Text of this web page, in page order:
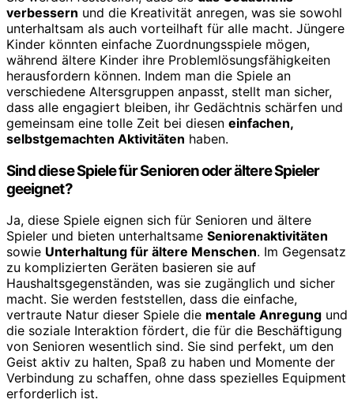
verbessern und die Kreativität anregen, was sie sowohl
unterhaltsam als auch vorteilhaft für alle macht. Jüngere
Kinder könnten einfache Zuordnungsspiele mögen,
während ältere Kinder ihre Problemlösungsfähigkeiten
herausfordern können. Indem man die Spiele an
verschiedene Altersgruppen anpasst, stellt man sicher,
dass alle engagiert bleiben, ihr Gedächtnis schärfen und
gemeinsam eine tolle Zeit bei diesen einfachen,
selbstgemachten Aktivitäten haben.
Sind diese Spiele für Senioren oder ältere Spieler
geeignet?
Ja, diese Spiele eignen sich für Senioren und ältere
Spieler und bieten unterhaltsame Seniorenaktivitäten
sowie Unterhaltung für ältere Menschen. Im Gegensatz
zu komplizierten Geräten basieren sie auf
Haushaltsgegenständen, was sie zugänglich und sicher
macht. Sie werden feststellen, dass die einfache,
vertraute Natur dieser Spiele die mentale Anregung und
die soziale Interaktion fördert, die für die Beschäftigung
von Senioren wesentlich sind. Sie sind perfekt, um den
Geist aktiv zu halten, Spaß zu haben und Momente der
Verbindung zu schaffen, ohne dass spezielles Equipment
erforderlich ist.